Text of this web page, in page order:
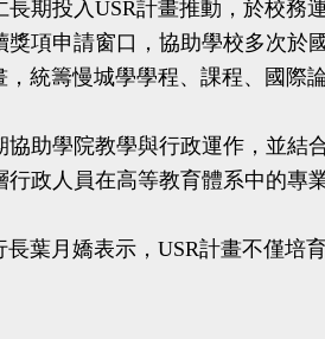
投入USR計畫推動，於校務
項申請窗口，協助學校多次
統籌慢城學學程、課程、國際
學院教學與行政運作，並結
政人員在高等教育體系中的專
月嬌表示，USR計畫不僅培